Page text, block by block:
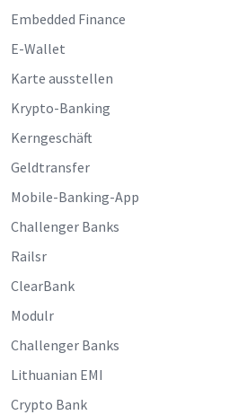
Embedded Finance
E-Wallet
Karte ausstellen
Krypto-Banking
Kerngeschäft
Geldtransfer
Mobile-Banking-App
Challenger Banks
Railsr
ClearBank
Modulr
Challenger Banks
Lithuanian EMI
Crypto Bank